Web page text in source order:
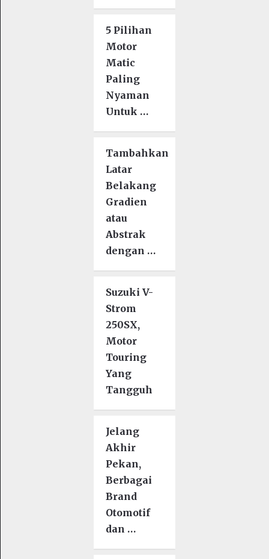
5 Pilihan
Motor
Matic
Paling
Nyaman
Untuk …
Tambahkan
Latar
Belakang
Gradien
atau
Abstrak
dengan …
Suzuki V-
Strom
250SX,
Motor
Touring
Yang
Tangguh
Jelang
Akhir
Pekan,
Berbagai
Brand
Otomotif
dan …